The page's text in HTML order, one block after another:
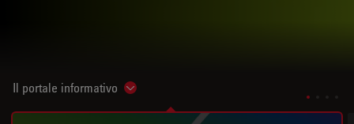
Il portale informativo Show subnavigation